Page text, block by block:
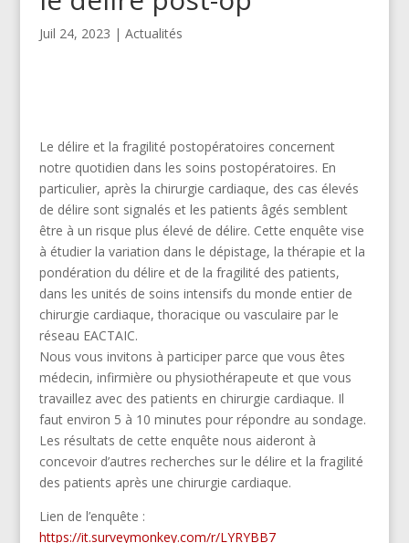
Juil 24, 2023 | Actualités
Le délire et la fragilité postopératoires concernent
notre quotidien dans les soins postopératoires. En
particulier, après la chirurgie cardiaque, des cas élevés
de délire sont signalés et les patients âgés semblent
être à un risque plus élevé de délire. Cette enquête vise
à étudier la variation dans le dépistage, la thérapie et la
pondération du délire et de la fragilité des patients,
dans les unités de soins intensifs du monde entier de
chirurgie cardiaque, thoracique ou vasculaire par le
réseau EACTAIC.
Nous vous invitons à participer parce que vous êtes
médecin, infirmière ou physiothérapeute et que vous
travaillez avec des patients en chirurgie cardiaque. Il
faut environ 5 à 10 minutes pour répondre au sondage.
Les résultats de cette enquête nous aideront à
concevoir d’autres recherches sur le délire et la fragilité
des patients après une chirurgie cardiaque.
Lien de l’enquête :
https://it.surveymonkey.com/r/LYRYBB7